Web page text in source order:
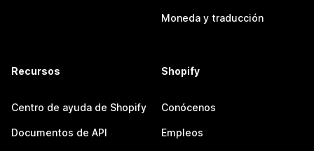
Moneda y traducción
Recursos
Centro de ayuda de Shopify
Documentos de API
Shopify
Conócenos
Empleos